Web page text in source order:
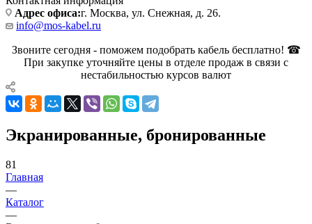
Адрес офиса:г. Москва, ул. Снежная, д. 26.
info@mos-kabel.ru
Звоните сегодня - поможем подобрать кабель бесплатно! ☎
При закупке уточняйте цены в отделе продаж в связи с
нестабильностью курсов валют
Экранированные, бронированные
81
Главная
—
Каталог
—